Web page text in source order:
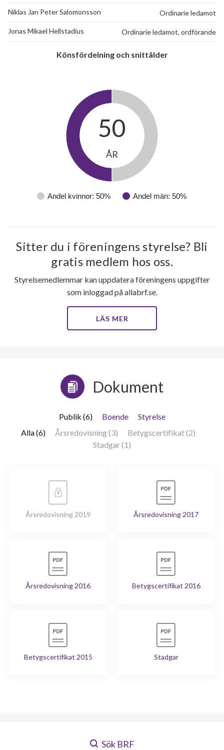
Niklas Jan Peter Salomonsson Ordinarie ledamot
Jonas Mikael Hellstadius Ordinarie ledamot, ordförande
Könsfördelning och snittålder
Andel kvinnor: 50% Andel män: 50%
50
ÅR
Sitter du i föreningens styrelse? Bli
gratis medlem hos oss.
Styrelsemedlemmar kan uppdatera föreningens uppgifter
som inloggad på allabrf.se.
LÄS MER
Dokument
Publik (6) Boende
Styrelse
Alla (6)
Årsredovisning (3)
Betygscertifikat (2)
Stadgar (1)
Årsredovisning 2019 Årsredovisning 2017
Årsredovisning 2016 Betygscertifikat 2016
Betygscertifikat 2015 Stadgar
Sök BRF